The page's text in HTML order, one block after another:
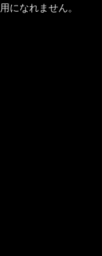
になれません。